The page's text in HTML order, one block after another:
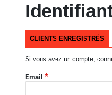
CLIENTS ENREGISTRÉS
Si vous avez un compte,
Email